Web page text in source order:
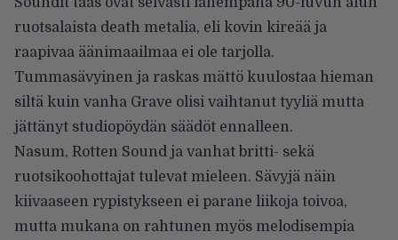
ruotsalaista death metalia, eli kovin kireää ja
raapivaa äänimaailmaa ei ole tarjolla.
Tummasävyinen ja raskas mättö kuulostaa hieman
siltä kuin vanha Grave olisi vaihtanut tyyliä mutta
jättänyt studiopöydän säädöt ennalleen.
Nasum, Rotten Sound ja vanhat britti- sekä
ruotsikoohottajat tulevat mieleen. Sävyjä näin
kiivaaseen rypistykseen ei parane liikoja toivoa,
mutta mukana on rahtunen myös melodisempia